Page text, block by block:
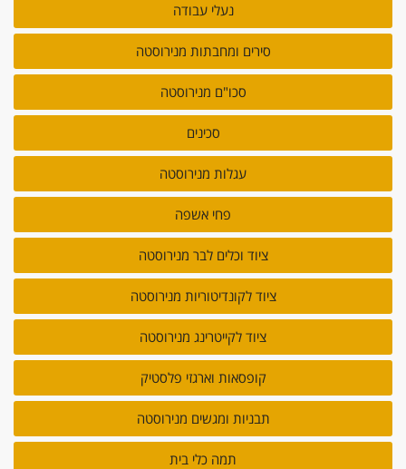
נעלי עבודה
סירים ומחבתות מנירוסטה
סכו"ם מנירוסטה
סכינים
עגלות מנירוסטה
פחי אשפה
ציוד וכלים לבר מנירוסטה
ציוד לקונדיטוריות מנירוסטה
ציוד לקייטרינג מנירוסטה
קופסאות וארגזי פלסטיק
תבניות ומגשים מנירוסטה
תמה כלי בית